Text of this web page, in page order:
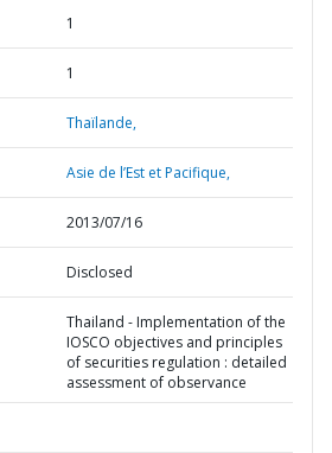
1
1
Thaïlande,
Asie de l’Est et Pacifique,
2013/07/16
Disclosed
Thailand - Implementation of the
IOSCO objectives and principles
of securities regulation : detailed
assessment of observance